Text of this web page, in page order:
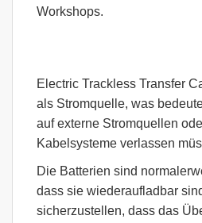
Workshops.
Electric Trackless Transfer
als Stromquelle, was
auf externe Stromquellen
Kabelsysteme verlassen
Die Batterien sind
dass sie wiederaufladbar
sicherzustellen, dass das